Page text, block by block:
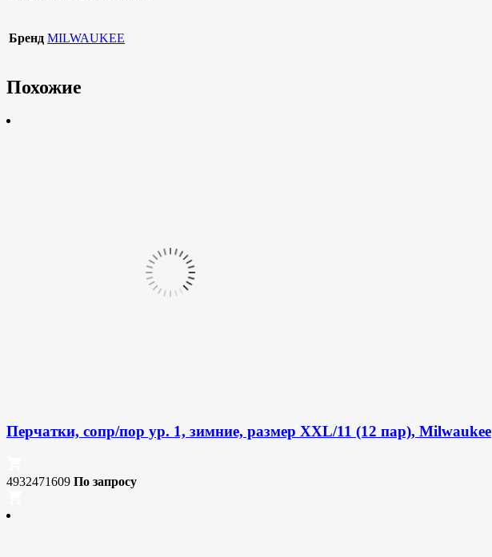
Бренд MILWAUKEE
Похожие
Перчатки, сопр/пор ур. 1, зимние, размер XXL/11 (12 пар), Milwaukee
4932471609 По запросу